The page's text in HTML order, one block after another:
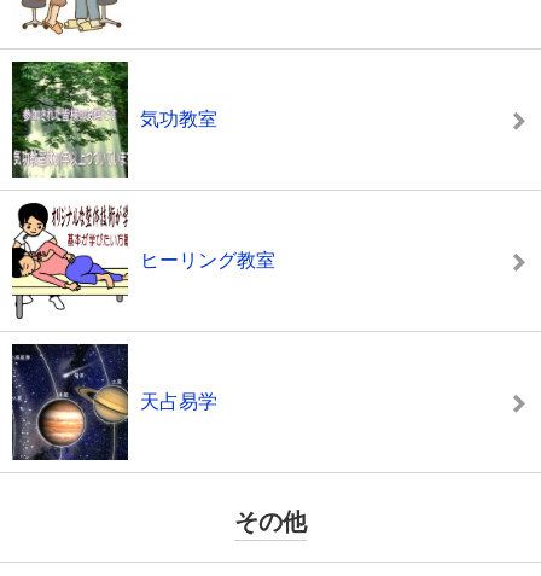
気功教室
ヒーリング教室
天占易学
その他